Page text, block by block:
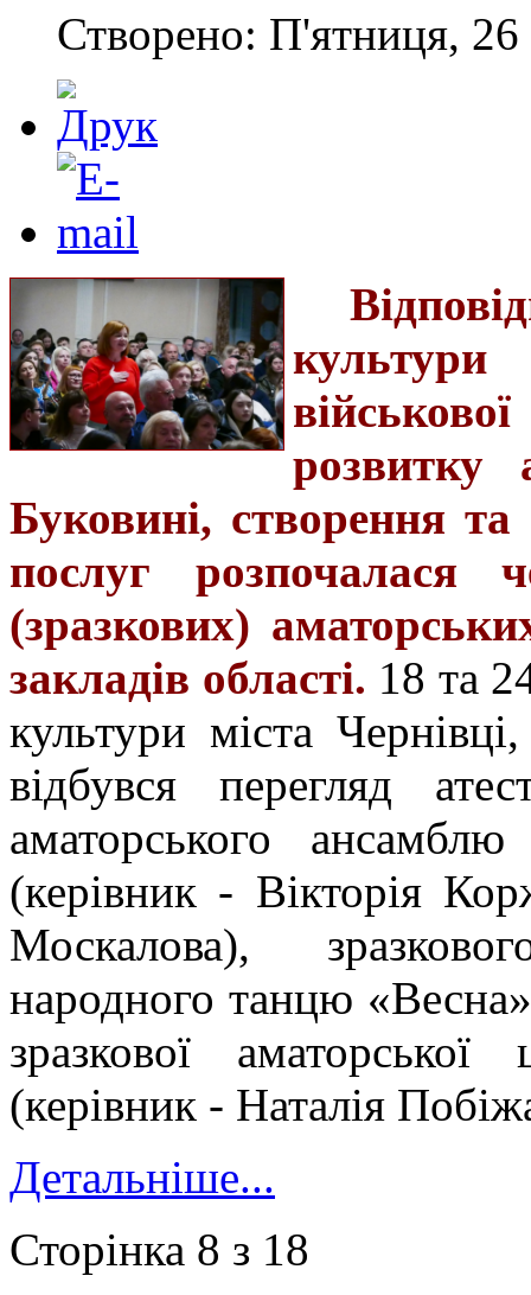
Створено: П'ятниця, 26
розвитку
Буковині, створення
послуг розпочалася
(зразкових)
закладів області. 18 та
культури міста
відбувся перегляд
аматорського
(керівник - Вікторія
Москалова),
народного танцю
зразкової аматорської
(керівник - Наталія
Детальніше...
Сторінка 8 з 18